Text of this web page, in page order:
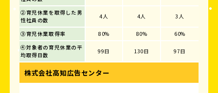
②育児休業を取得した男
性社員の数
4人 4人 3人
③育児休業取得率 80% 80%
60%
④対象者の育児休業の平
均取得日数
99日 130日 97日
株式会社高知広告センター